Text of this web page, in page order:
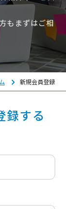
もまずはご相
新規会員登録
録する